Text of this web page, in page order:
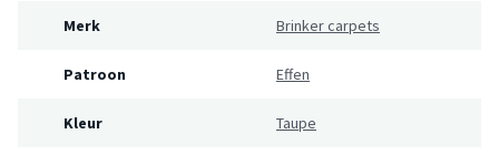
Merk Brinker carpets
Patroon Effen
Kleur Taupe